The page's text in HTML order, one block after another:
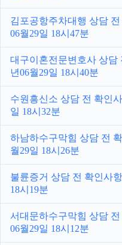
김포공항주차대행 상담 전
06월29일 18시47분
대구이혼전문변호사 상담
년06월29일 18시40분
수원흥신소 상담 전 확인
일 18시32분
하남하수구막힘 상담 전
월29일 18시26분
불륜증거 상담 전 확인사
18시19분
서대문하수구막힘 상담 전
06월29일 18시12분